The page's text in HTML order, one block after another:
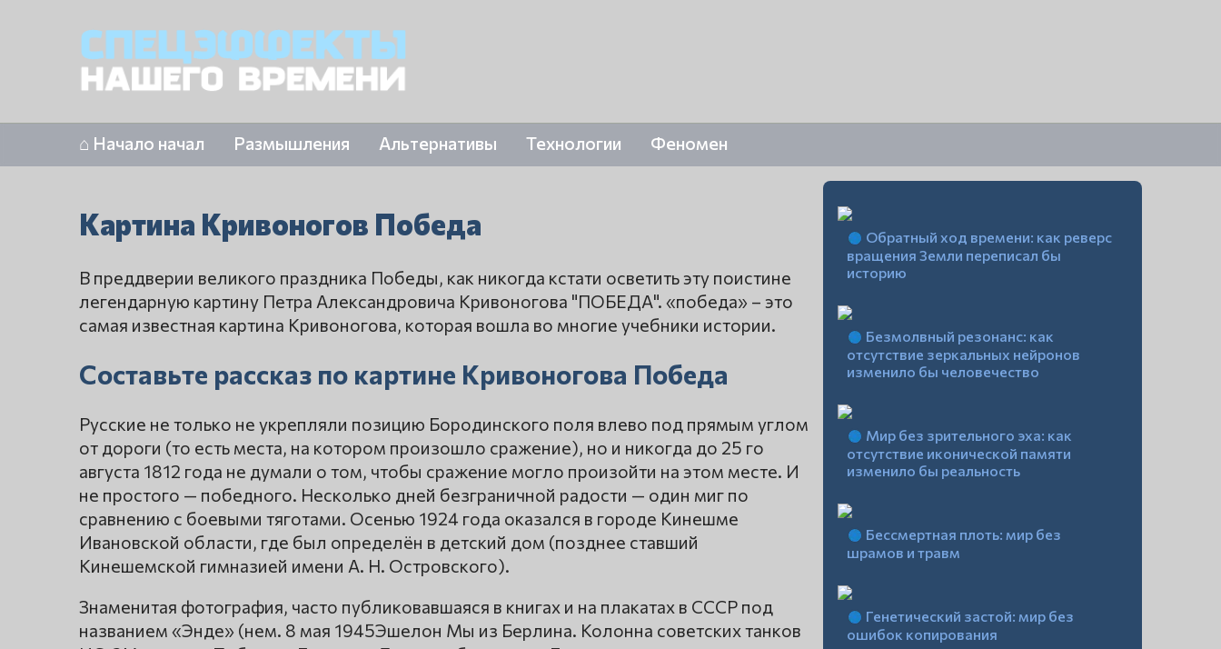
⌂ Начало начал Размышления Альтернативы Технологии Феномен
Картина Кривоногов Победа
В преддверии великого праздника Победы, как никогда кстати осветить эту поистине
легендарную картину Петра Александровича Кривоногова "ПОБЕДА". «победа» – это
самая известная картина Кривоногова, которая вошла во многие учебники истории.
Составьте рассказ по картине Кривоногова Победа
Русские не только не укрепляли позицию Бородинского поля влево под прямым углом
от дороги (то есть места, на котором произошло сражение), но и никогда до 25 го
августа 1812 года не думали о том, чтобы сражение могло произойти на этом месте. И
не простого — победного. Несколько дней безграничной радости — один миг по
сравнению с боевыми тяготами. Осенью 1924 года оказался в городе Кинешме
Ивановской области, где был определён в детский дом (позднее ставший
Кинешемской гимназией имени А. Н. Островского).
Знаменитая фотография, часто публиковавшаяся в книгах и на плакатах в СССР под
названием «Энде» (нем. 8 мая 1945Эшелон Мы из Берлина. Колонна советских танков
Обратный ход времени: как реверс
вращения Земли переписал бы
историю
Безмолвный резонанс: как
отсутствие зеркальных нейронов
изменило бы человечество
Мир без зрительного эха: как
отсутствие иконической памяти
изменило бы реальность
Бессмертная плоть: мир без
шрамов и травм
Генетический застой: мир без
ошибок копирования